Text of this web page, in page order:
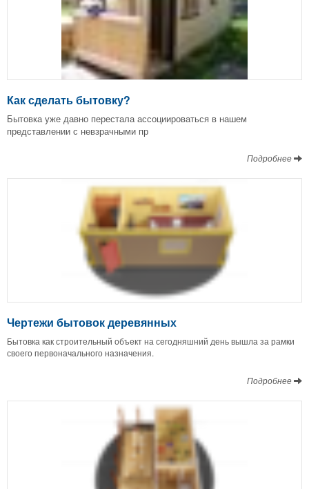
Как сделать бытовку?
Бытовка уже давно перестала ассоциироваться в нашем
представлении с невзрачными пр
Подробнее
Чертежи бытовок деревянных
Бытовка как строительный объект на сегодняшний день вышла за рамки
своего первоначального назначения.
Подробнее